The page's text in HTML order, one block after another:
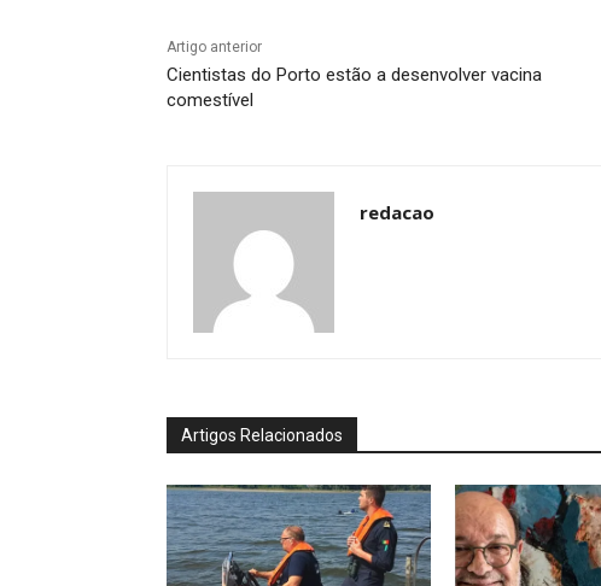
Artigo anterior
Cientistas do Porto estão a desenvolver vacina
comestível
redacao
Artigos Relacionados